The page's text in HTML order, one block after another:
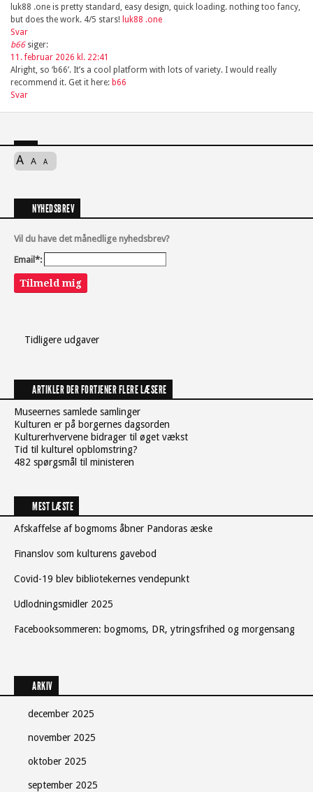
luk88 .one is pretty standard, easy design, quick loading. nothing too fancy,
but does the work. 4/5 stars! luk88 .one
Svar
b66 siger:
11. februar 2026 kl. 22:41
Alright, so ‘b66’. It’s a cool platform with lots of variety. I would really
recommend it. Get it here: b66
Svar
A A A
NYHEDSBREV
Vil du have det månedlige nyhedsbrev?
Email*:
Tilmeld mig
Tidligere udgaver
ARTIKLER DER FORTJENER FLERE LÆSERE
Museernes samlede samlinger
Kulturen er på borgernes dagsorden
Kulturerhvervene bidrager til øget vækst
Tid til kulturel opblomstring?
482 spørgsmål til ministeren
MEST LÆSTE
Afskaffelse af bogmoms åbner Pandoras æske
Finanslov som kulturens gavebod
Covid-19 blev bibliotekernes vendepunkt
Udlodningsmidler 2025
Facebooksommeren: bogmoms, DR, ytringsfrihed og morgensang
ARKIV
december 2025
november 2025
oktober 2025
september 2025